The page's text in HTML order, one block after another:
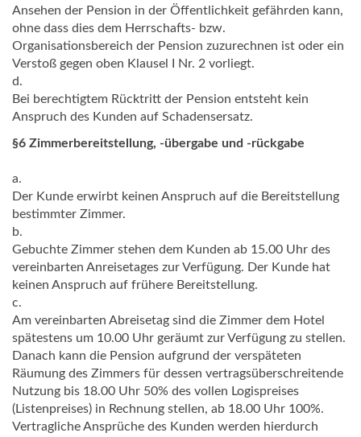
Ansehen der Pension in der Öffentlichkeit gefährden kann,
ohne dass dies dem Herrschafts- bzw.
Organisationsbereich der Pension zuzurechnen ist oder ein
Verstoß gegen oben Klausel I Nr. 2 vorliegt.
d.
Bei berechtigtem Rücktritt der Pension entsteht kein
Anspruch des Kunden auf Schadensersatz.
§6 Zimmerbereitstellung, -übergabe und -rückgabe
a.
Der Kunde erwirbt keinen Anspruch auf die Bereitstellung
bestimmter Zimmer.
b.
Gebuchte Zimmer stehen dem Kunden ab 15.00 Uhr des
vereinbarten Anreisetages zur Verfügung. Der Kunde hat
keinen Anspruch auf frühere Bereitstellung.
c.
Am vereinbarten Abreisetag sind die Zimmer dem Hotel
spätestens um 10.00 Uhr geräumt zur Verfügung zu stellen.
Danach kann die Pension aufgrund der verspäteten
Räumung des Zimmers für dessen vertragsüberschreitende
Nutzung bis 18.00 Uhr 50% des vollen Logispreises
(Listenpreises) in Rechnung stellen, ab 18.00 Uhr 100%.
Vertragliche Ansprüche des Kunden werden hierdurch